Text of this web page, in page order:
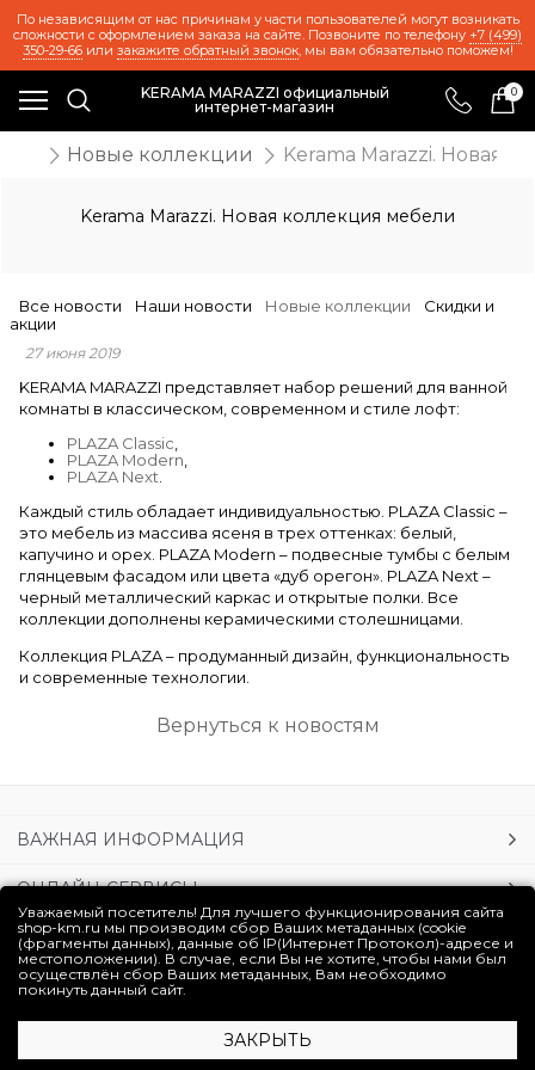
По независящим от нас причинам у части пользователей могут возникать
сложности с оформлением заказа на сайте. Позвоните по телефону +7 (499)
350-29-66или закажите обратный звонок, мы вам обязательно поможем!
KERAMA MARAZZI официальный
интернет-магазин
0
Новые коллекции Kerama Marazzi. Новая
Kerama Marazzi. Новая коллекция мебели
Все новости Наши новости Новые коллекции
Скидки и
акции
27 июня 2019
KERAMA MARAZZI представляет набор решений для ванной
комнаты в классическом, современном и стиле лофт:
PLAZA Classic
PLAZA Modern
PLAZA Next
Каждый стиль обладает индивидуальностью. PLAZA Classic –
это мебель из массива ясеня в трех оттенках: белый,
капучино и орех. PLAZA Modern – подвесные тумбы с белым
глянцевым фасадом или цвета «дуб орегон». PLAZA Next –
черный металлический каркас и открытые полки. Все
коллекции дополнены керамическими столешницами.
Коллекция PLAZA – продуманный дизайн, функциональность
и современные технологии.
Вернуться к новостям
ВАЖНАЯ ИНФОРМАЦИЯ
ОНЛАЙН-СЕРВИСЫ
УСЛУГИ
ЛИЧНЫЙ КАБИНЕТ
Полная версия сайта
Уважаемый посетитель! Для лучшего функционирования сайта
shop-km.ru мы производим сбор Ваших метаданных (cookie
(фрагменты данных), данные об IP(Интернет Протокол)-адресе и
местоположении). В случае, если Вы не хотите, чтобы нами был
осуществлён сбор Ваших метаданных, Вам необходимо
покинуть данный сайт.
ЗАКРЫТЬ